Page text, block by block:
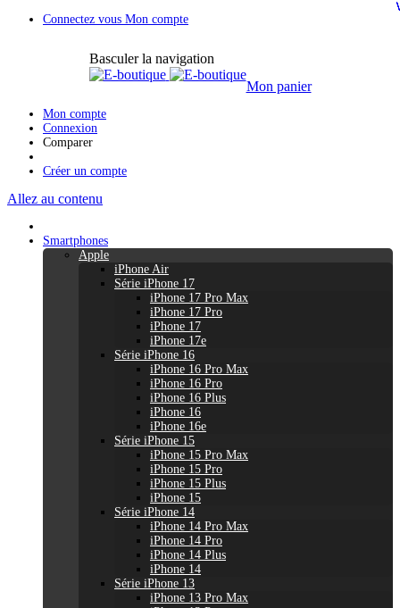
Connectez vous Mon compte
Basculer la navigation
Mon panier
Mon compte
Connexion
Comparer
Créer un compte
Allez au contenu
Smartphones
Apple
iPhone Air
Série iPhone 17
iPhone 17 Pro Max
iPhone 17 Pro
iPhone 17
iPhone 17e
Série iPhone 16
iPhone 16 Pro Max
iPhone 16 Pro
iPhone 16 Plus
iPhone 16
iPhone 16e
Série iPhone 15
iPhone 15 Pro Max
iPhone 15 Pro
iPhone 15 Plus
iPhone 15
Série iPhone 14
iPhone 14 Pro Max
iPhone 14 Pro
iPhone 14 Plus
iPhone 14
Série iPhone 13
iPhone 13 Pro Max